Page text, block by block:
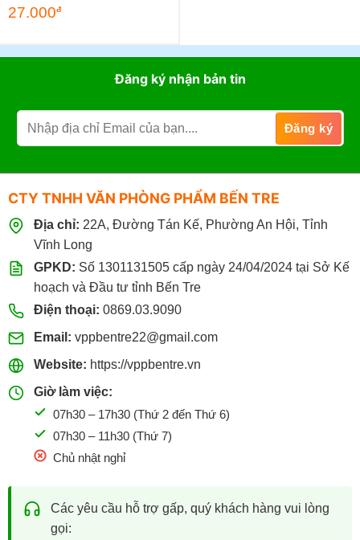
27.000đ
Đăng ký nhận bản tin
CTY TNHH VĂN PHÒNG PHẨM BẾN TRE
Địa chỉ: 22A, Đường Tán Kế, Phường An Hội, Tỉnh
Vĩnh Long
GPKD: Số 1301131505 cấp ngày 24/04/2024 tại Sở Kế
hoạch và Đầu tư tỉnh Bến Tre
Điện thoại: 0869.03.9090
Email: vppbentre22@gmail.com
Website: https://vppbentre.vn
Giờ làm việc:
07h30 – 17h30 (Thứ 2 đến Thứ 6)
07h30 – 11h30 (Thứ 7)
Chủ nhật nghỉ
Các yêu cầu hỗ trợ gấp, quý khách hàng vui lòng
gọi: